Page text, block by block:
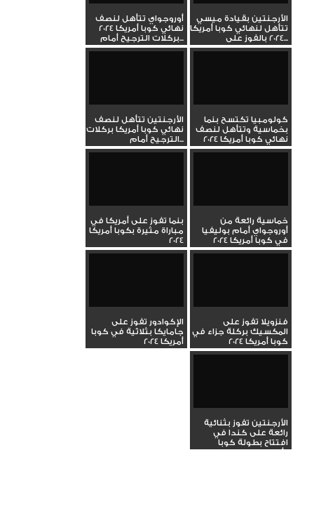
الأرجنتين بقيادة ميسي
تتأهل لنهائي كوبا أمريكا
2024 بالفوز على...
أوروجواي تتأهل لنصف
نهائي كوبا أمريكا 2024
بركلات الترجيح أمام...
كولومبيا تكتسح بنما
بخماسية وتتأهل لنصف
نهائي كوبا أمريكا 2024
الأرجنتين تتأهل لنصف
نهائي كوبا أمريكا بركلات
الترجيح أمام...
خماسية رائعة من
أوروجواي أمام بوليفيا
في كوبا أمريكا 2024
بنما تفوز على أمريكا في
مباراة مثيرة بكوبا أمريكا
2024
فنزويلا تفوز على
المكسيك بركلة جزاء في
كوبا أمريكا 2024
الإكوادور تفوز على
جامايكا بثلاثية في كوبا
أمريكا 2024
الأرجنتين تفوز بثنائية
رائعة على كندا في
افتتاح بطولة كوبا
أمريكا...